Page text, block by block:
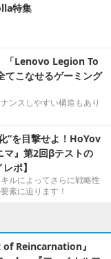
特集
「Lenovo Legion To
こなせるゲーミング
ンスしやすい構造もあり
”を目撃せよ！HoYov
マ』第2回βテストの
ポ】
ルによってさらに戦略性
素に迫ります！
of Reincarnation』